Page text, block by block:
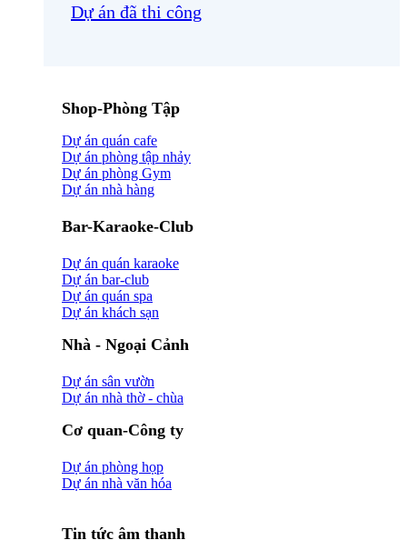
Dự án đã thi công
Shop-Phòng Tập
Dự án quán cafe
Dự án phòng tập nhảy
Dự án phòng Gym
Dự án nhà hàng
Bar-Karaoke-Club
Dự án quán karaoke
Dự án bar-club
Dự án quán spa
Dự án khách sạn
Nhà - Ngoại Cảnh
Dự án sân vườn
Dự án nhà thờ - chùa
Cơ quan-Công ty
Dự án phòng họp
Dự án nhà văn hóa
Tin tức âm thanh